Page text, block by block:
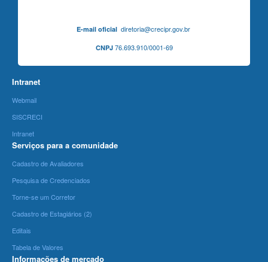
E-mail oficialdiretoria@crecipr.gov.br
CNPJ76.693.910/0001-69
Intranet
Webmail
SISCRECI
Intranet
Serviços para a comunidade
Cadastro de Avaliadores
Pesquisa de Credenciados
Torne-se um Corretor
Cadastro de Estagiários (2)
Editais
Tabela de Valores
Informações de mercado